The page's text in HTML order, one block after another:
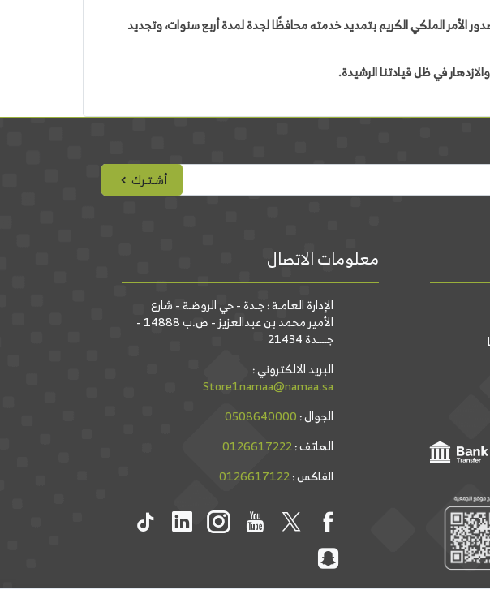
الأمر الملكي الكريم بتمديد خدمته محافظًا لجدة لمدة أربع سنوات، وتجديد
في ظل قيادتنا الرشيدة.
أشـتـرك
معلومات الاتصال
الإدارة العامـة : جـدة - حي الروضـة - شارع
الأمير محمد بن عبدالعزيز - ص.ب 14888 -
جــــدة 21434
البريد الالكتروني :
Store1namaa@namaa.sa
الجوال :
الهاتف :0126617222
الفاكس :0126617122